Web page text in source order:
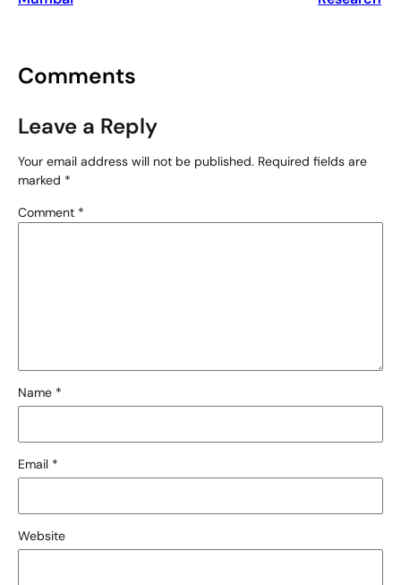
Comments
Leave a Reply
Your email address will not be published. Required fields are
marked *
Comment *
Name *
Email *
Website